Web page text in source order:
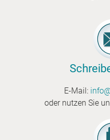
ung von Kleinteilen,
E-Mail:
oder nutzen Sie